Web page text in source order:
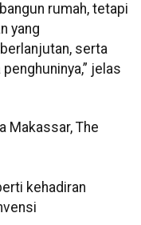
rumah, tetapi
yang
serta
jelas
Makassar, The
kehadiran